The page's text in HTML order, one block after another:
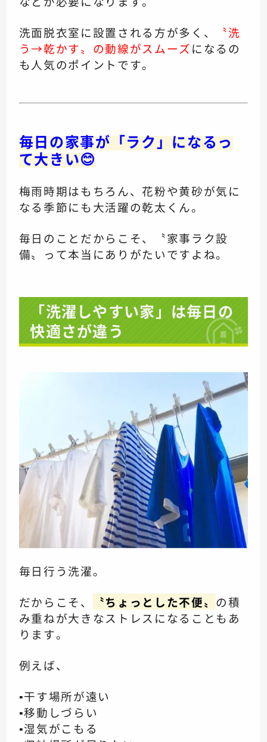
洗面脱衣室に設置される方が多く、
〝洗
う→乾かす〟の動線がスムーズになるの
も人気のポイントです。
毎日の家事が「ラク」になるっ
て大きい😊
梅雨時期はもちろん、花粉や黄砂が気に
なる季節にも大活躍の乾太くん。
毎日のことだからこそ、〝家事ラク設
備〟って本当にありがたいですよね。
「洗濯しやすい家」は毎日の
快適さが違う
毎日行う洗濯。
だからこそ、
〝ちょっとした不便〟 の積
み重ねが大きなストレスになることもあ
ります。
例えば、
▪️干す場所が遠い
▪️移動しづらい
▪️湿気がこもる